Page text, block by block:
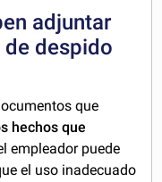
adjuntar
de despido
que
hechos que
empleador puede
el uso inadecuado